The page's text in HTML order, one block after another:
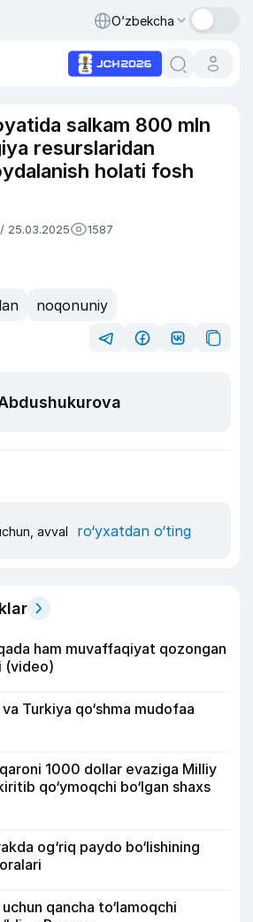
O‘zbekcha
salkam 800 mln
resurslaridan
holati fosh
/ 25.03.2025 1587
noqonuniy
avval ro‘yxatdan o‘ting
ham muvaffaqiyat qozongan
(video)
Turkiya qo‘shma mudofaa
1000 dollar evaziga Milliy
qo‘ymoqchi bo‘lgan shaxs
og‘riq paydo bo‘lishining
qancha to‘lamoqchi